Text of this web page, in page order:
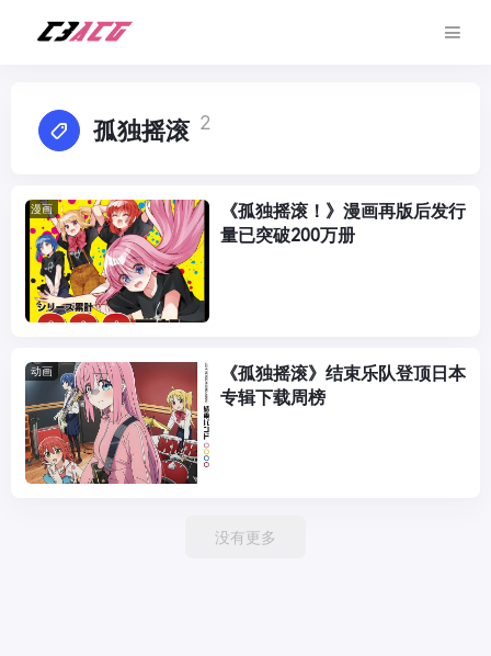
孤独摇滚 2
漫画
《孤独摇滚！》漫画再版后发行
量已突破200万册
动画
《孤独摇滚》结束乐队登顶日本
专辑下载周榜
没有更多